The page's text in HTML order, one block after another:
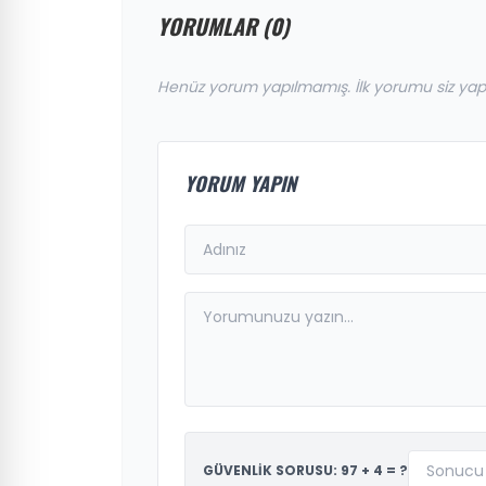
YORUMLAR (0)
Henüz yorum yapılmamış. İlk yorumu siz
YORUM YAPIN
GÜVENLİK SORUSU: 97 + 4 = ?